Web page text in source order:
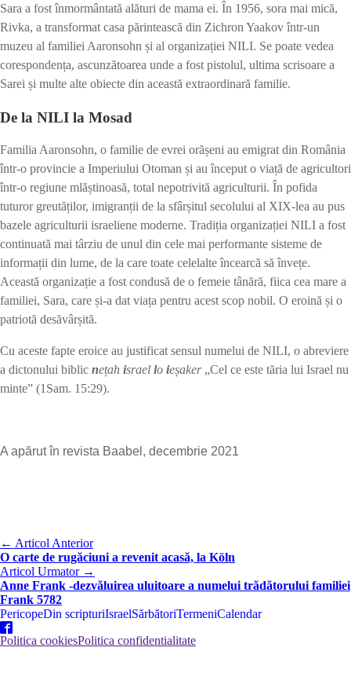
Sara a fost înmormântată alături de mama ei. În 1956, sora mai mică,
Rivka, a transformat casa părintească din Zichron Yaakov într-un
muzeu al familiei Aaronsohn și al organizației NILI. Se poate vedea
corespondența, ascunzătoarea unde a fost pistolul, ultima scrisoare a
Sarei și multe alte obiecte din această extraordinară familie.
De la NILI la Mosad
Familia Aaronsohn, o familie de evrei orășeni au emigrat din România
într-o provincie a Imperiului Otoman și au început o viață de agricultori
într-o regiune mlăștinoasă, total nepotrivită agriculturii. În pofida
tuturor greutăților, imigranții de la sfârșitul secolului al XIX-lea au pus
bazele agriculturii israeliene moderne. Tradiția organizației NILI a fost
continuată mai târziu de unul din cele mai performante sisteme de
informații din lume, de la care toate celelalte încearcă să învețe.
Această organizație a fost condusă de o femeie tânără, fiica cea mare a
familiei, Sara, care și-a dat viața pentru acest scop nobil. O eroină și o
patriotă desăvârșită.
Cu aceste fapte eroice au justificat sensul numelui de NILI, o abreviere
a dictonului biblic nețah israel lo ieșaker„Cel ce este tăria lui Israel nu
minte” (1Sam. 15:29).
A apărut în revista Baabel, decembrie 2021
← Articol Anterior
O carte de rugăciuni a revenit acasă, la Köln
Articol Urmator →
Anne Frank -dezvăluirea uluitoare a numelui trădătorului familiei
Frank 5782
PericopeDin scripturiIsraelSărbătoriTermeniCalendar
Politica cookiesPolitica confidentialitate